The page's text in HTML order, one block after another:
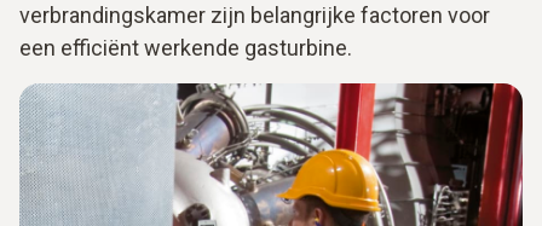
verbrandingskamer zijn belangrijke factoren voor
een efficiënt werkende gasturbine.